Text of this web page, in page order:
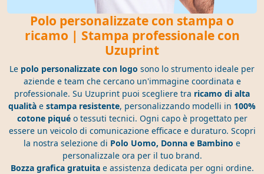
Polo personalizzate con stampa o
ricamo | Stampa professionale con
Uzuprint
Le polo personalizzate con logo sono lo strumento ideale per
aziende e team che cercano un'immagine coordinata e
professionale. Su Uzuprint puoi scegliere tra ricamo di alta
qualità e stampa resistente, personalizzando modelli in 100%
cotone piquéo tessuti tecnici. Ogni capo è progettato per
essere un veicolo di comunicazione efficace e duraturo. Scopri
la nostra selezione di Polo Uomo, Donna e Bambino e
personalizzale ora per il tuo brand.
Bozza grafica gratuitae assistenza dedicata per ogni ordine.